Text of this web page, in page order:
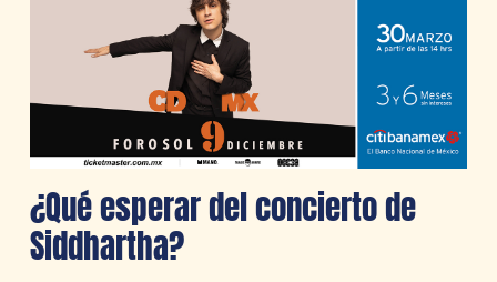
¿Qué esperar del concierto de
Siddhartha?